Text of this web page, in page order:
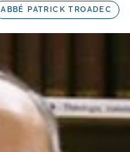
ABBÉ PATRICK TROADEC